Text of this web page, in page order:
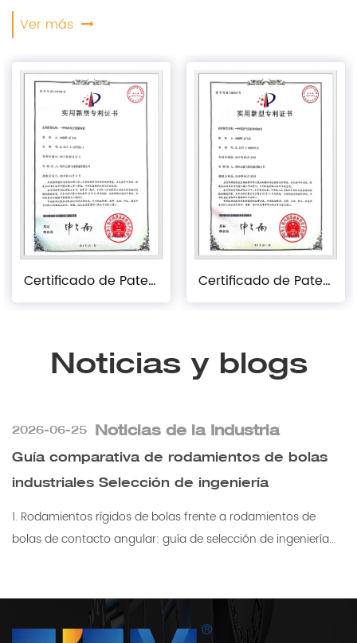
Ver más
Certificado de Patente Práctica Certificado de Patente Práctica
Noticias y blogs
2026-06-25 Noticias de la Industria
Guía comparativa de rodamientos de bolas
industriales Selección de ingeniería
1. Rodamientos rígidos de bolas frente a rodamientos de
bolas de contacto angular: guía de selección de ingeniería